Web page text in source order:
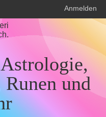
Anmelden
und